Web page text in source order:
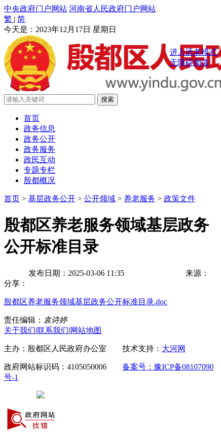
中央政府门户网站 河南省人民政府门户网站
繁 | 简
今天是： 2023年12月17日 星期日
进入适老模式
无障碍阅读
首页
政务信息
政务公开
政务服务
政民互动
专题专栏
殷都概况
首页 > 基层政务公开 > 公开领域 > 养老服务 > 政策文件
殷都区养老服务领域基层政务
公开标准目录
发布日期：2025-03-06 11:35
来源：
分享：
殷都区养老服务领域基层政务公开标准目录.doc
责任编辑： 袁诗婷
关于我们|联系我们|网站地图
主办：殷都区人民政府办公室 技术支持： 大河网
政府网站标识码：4105050006 备案号：豫ICP备08107090
号-1